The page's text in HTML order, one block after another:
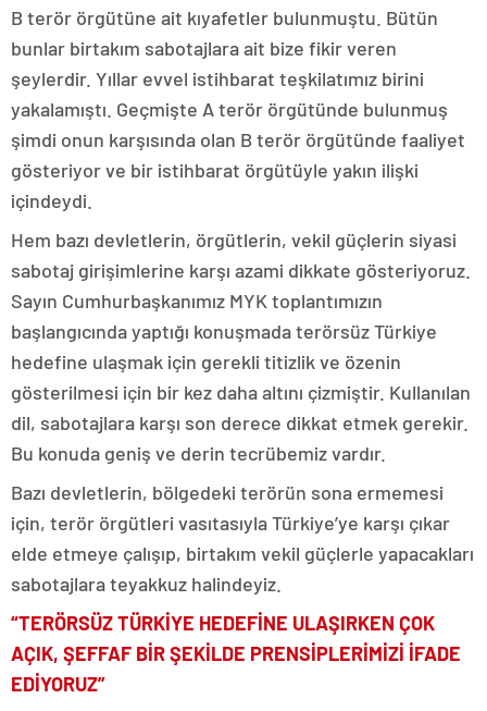
B terör örgütüne ait kıyafetler bulunmuştu. Bütün
bunlar birtakım sabotajlara ait bize fikir veren
şeylerdir. Yıllar evvel istihbarat teşkilatımız birini
yakalamıştı. Geçmişte A terör örgütünde bulunmuş
şimdi onun karşısında olan B terör örgütünde faaliyet
gösteriyor ve bir istihbarat örgütüyle yakın ilişki
içindeydi.
Hem bazı devletlerin, örgütlerin, vekil güçlerin siyasi
sabotaj girişimlerine karşı azami dikkate gösteriyoruz.
Sayın Cumhurbaşkanımız MYK toplantımızın
başlangıcında yaptığı konuşmada terörsüz Türkiye
hedefine ulaşmak için gerekli titizlik ve özenin
gösterilmesi için bir kez daha altını çizmiştir. Kullanılan
dil, sabotajlara karşı son derece dikkat etmek gerekir.
Bu konuda geniş ve derin tecrübemiz vardır.
Bazı devletlerin, bölgedeki terörün sona ermemesi
için, terör örgütleri vasıtasıyla Türkiye’ye karşı çıkar
elde etmeye çalışıp, birtakım vekil güçlerle yapacakları
sabotajlara teyakkuz halindeyiz.
“TERÖRSÜZ TÜRKİYE HEDEFİNE ULAŞIRKEN ÇOK
AÇIK, ŞEFFAF BİR ŞEKİLDE PRENSİPLERİMİZİ İFADE
EDİYORUZ”